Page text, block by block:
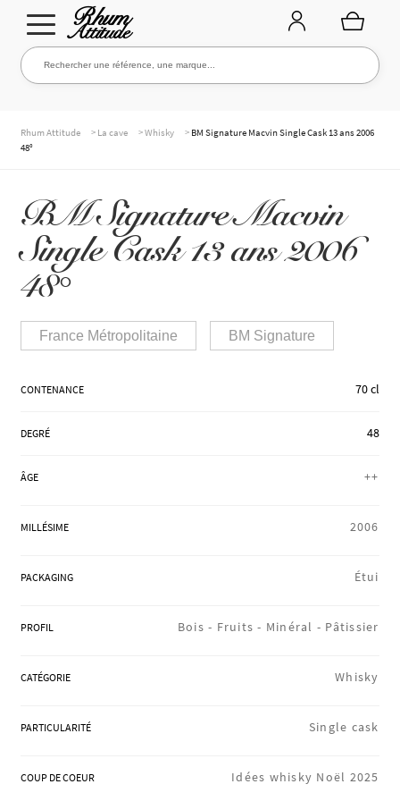
Aller
à
Aller
au
Rechercher une référence, une marque...
Rechercher
NOS RHUMS
WHISKIES & +
MARQUES
BLOG
Rhum Attitude > La cave >Whisky > BM Signature Macvin Single Cask 13 ans 2006
48°
BM Signature Macvin
Single Cask 13 ans 2006
48°
France Métropolitaine BM Signature
CONTENANCE 70 cl
DEGRÉ 48
ÂGE ++
MILLÉSIME 2006
PACKAGING Étui
PROFIL Bois - Fruits - Minéral - Pâtissier
CATÉGORIE Whisky
PARTICULARITÉ Single cask
COUP DE COEUR Idées whisky Noël 2025